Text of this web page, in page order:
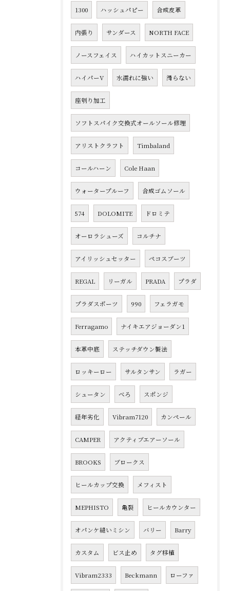
1300 ハッシュパピー 合成皮革
内張り サンダース NORTH FACE
ノースフェイス ハイカットスニーカー
ハイパーV 水濡れに強い 滑らない
座刳り加工
ソフトスパイク交換式オールソール修理
アリストクラフト Timbaland
コールハーン Cole Haan
ウォータープルーフ 合成ゴムソール
574 DOLOMITE ドロミテ
オーロラシューズ コルチナ
アイリッシュセッター ペコスブーツ
REGAL リーガル PRADA プラダ
プラダスポーツ 990 フェラガモ
Ferragamo ナイキエアジョーダン1
本革中底 ステッチダウン製法
ロッキーロー サルタンサン ラガー
シュータン べろ スポンジ
経年劣化 Vibram7120 カンペール
CAMPER アクティブエアーソール
BROOKS ブロークス
ヒールカップ交換 メフィスト
MEPHISTO 亀裂 ヒールカウンター
オパンケ縫いミシン バリー Barry
カスタム ビス止め タグ移植
Vibram2333 Beckmann ローファ